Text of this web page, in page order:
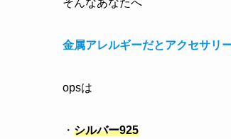
そんなあなたへ
金属アレルギーだとアクセサリ
opsは
・ シルバー925